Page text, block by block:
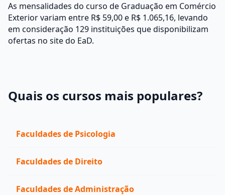
As mensalidades do curso de Graduação em Comércio
Exterior variam entre R$ 59,00 e R$ 1.065,16, levando
em consideração 129 instituições que disponibilizam
ofertas no site do EaD.
Quais os cursos mais populares?
Faculdades de Psicologia
Faculdades de Direito
Faculdades de Administração